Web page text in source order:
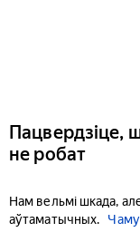
Пацвердзіце,
не робат
Нам вельмі шкада,
аўтаматычных.
Чаму